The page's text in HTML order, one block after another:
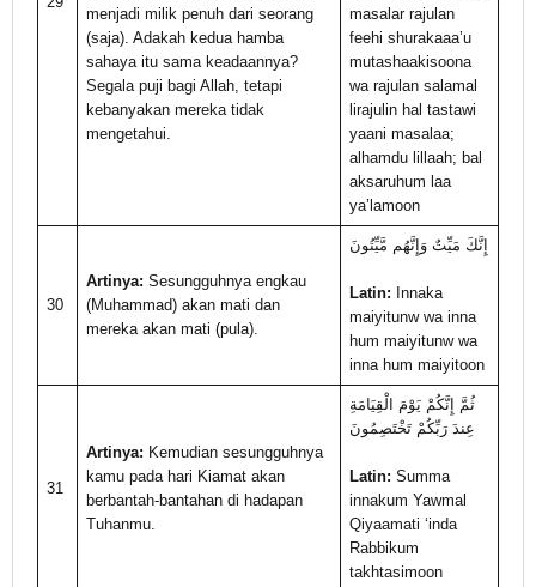
menjadi milik penuh dari seorang
(saja). Adakah kedua hamba
sahaya itu sama keadaannya?
Segala puji bagi Allah, tetapi
kebanyakan mereka tidak
mengetahui.
masalar rajulan
feehi shurakaaa’u
mutashaakisoona
wa rajulan salamal
lirajulin hal tastawi
yaani masalaa;
alhamdu lillaah; bal
aksaruhum laa
ya’lamoon
30
Artinya: Sesungguhnya engkau
(Muhammad) akan mati dan
mereka akan mati (pula).
إِنَّكَ مَيِّتٌ وَإِنَّهُم مَّيِّتُونَ
Latin: Innaka
maiyitunw wa inna
hum maiyitunw wa
inna hum maiyitoon
31
Artinya: Kemudian sesungguhnya
kamu pada hari Kiamat akan
berbantah-bantahan di hadapan
Tuhanmu.
ثُمَّ إِنَّكُمْ يَوْمَ الْقِيَامَةِ
عِندَ رَبِّكُمْ تَخْتَصِمُونَ
Latin: Summa
innakum Yawmal
Qiyaamati ‘inda
Rabbikum
takhtasimoon